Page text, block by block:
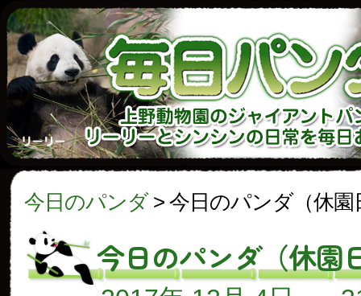
今日のパンダ> 今日のパンダ（休園
今日のパンダ（休園